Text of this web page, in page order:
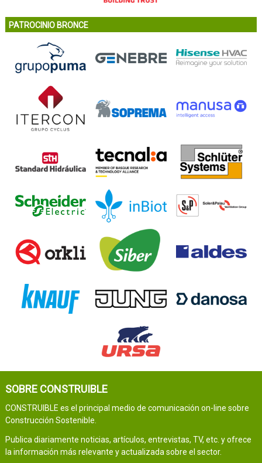
PATROCINIO BRONCE
SOBRE CONSTRUIBLE
CONSTRUIBLE es el principal medio de comunicación on-line sobre
Construcción Sostenible.
Publica diariamente noticias, artículos, entrevistas, TV, etc. y ofrece
la información más relevante y actualizada sobre el sector.